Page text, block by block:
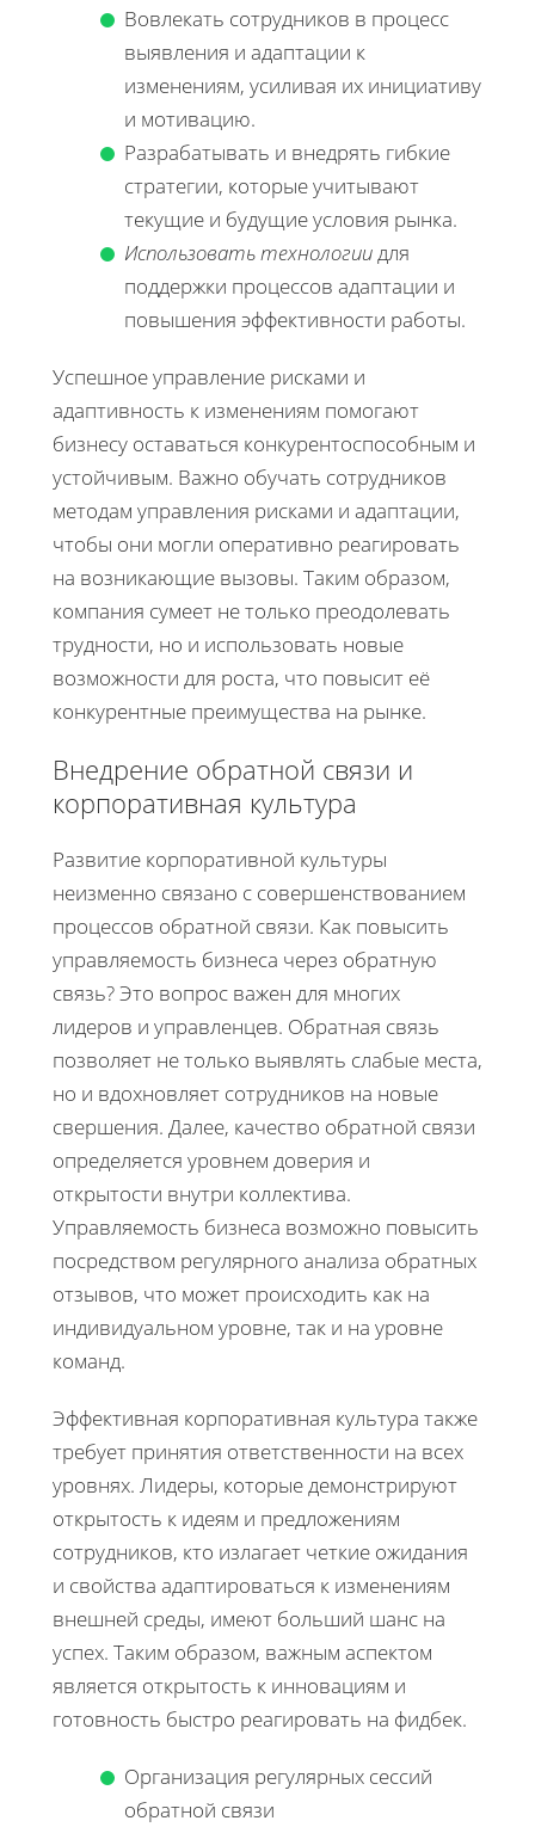
Вовлекать сотрудников в процесс
выявления и адаптации к
изменениям, усиливая их инициативу
и мотивацию.
Разрабатывать и внедрять гибкие
стратегии, которые учитывают
текущие и будущие условия рынка.
Использовать технологиидля
поддержки процессов адаптации и
повышения эффективности работы.
Успешное управление рисками и
адаптивность к изменениям помогают
бизнесу оставаться конкурентоспособным и
устойчивым. Важно обучать сотрудников
методам управления рисками и адаптации,
чтобы они могли оперативно реагировать
на возникающие вызовы. Таким образом,
компания сумеет не только преодолевать
трудности, но и использовать новые
возможности для роста, что повысит её
конкурентные преимущества на рынке.
Внедрение обратной связи и
корпоративная культура
Развитие корпоративной культуры
неизменно связано с совершенствованием
процессов обратной связи. Как повысить
управляемость бизнеса через обратную
связь? Это вопрос важен для многих
лидеров и управленцев. Обратная связь
позволяет не только выявлять слабые места,
но и вдохновляет сотрудников на новые
свершения. Далее, качество обратной связи
определяется уровнем доверия и
открытости внутри коллектива.
Управляемость бизнеса возможно повысить
посредством регулярного анализа обратных
отзывов, что может происходить как на
индивидуальном уровне, так и на уровне
команд.
Эффективная корпоративная культура также
требует принятия ответственности на всех
уровнях. Лидеры, которые демонстрируют
открытость к идеям и предложениям
сотрудников, кто излагает четкие ожидания
и свойства адаптироваться к изменениям
внешней среды, имеют больший шанс на
успех. Таким образом, важным аспектом
является открытость к инновациям и
готовность быстро реагировать на фидбек.
Организация регулярных сессий
обратной связи